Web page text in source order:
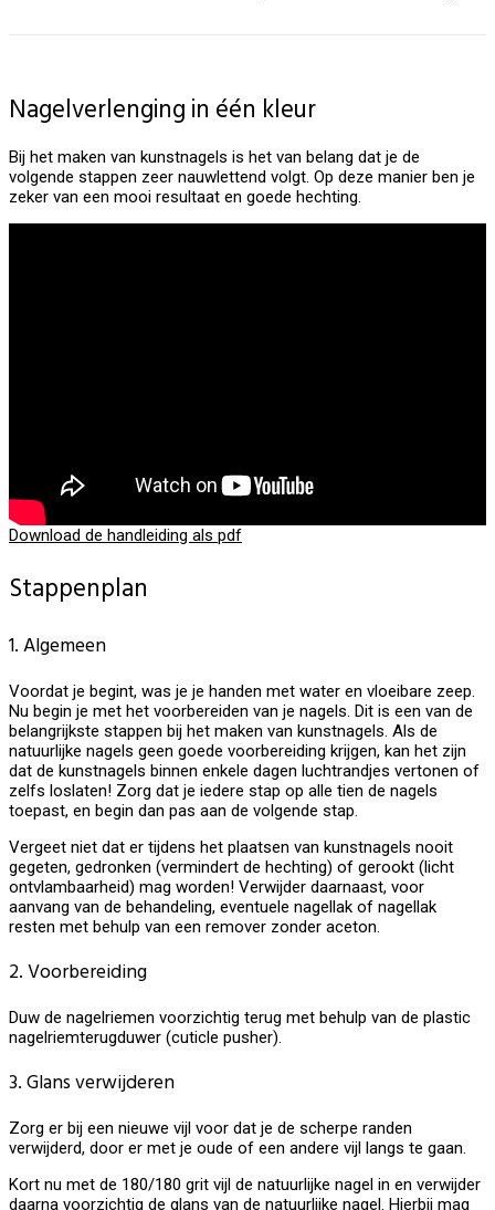
Nagelverlenging in één kleur
Bij het maken van kunstnagels is het van belang dat je de
volgende stappen zeer nauwlettend volgt. Op deze manier ben je
zeker van een mooi resultaat en goede hechting.
Download de handleiding als pdf
Stappenplan
1. Algemeen
Voordat je begint, was je je handen met water en vloeibare zeep.
Nu begin je met het voorbereiden van je nagels. Dit is een van de
belangrijkste stappen bij het maken van kunstnagels. Als de
natuurlijke nagels geen goede voorbereiding krijgen, kan het zijn
dat de kunstnagels binnen enkele dagen luchtrandjes vertonen of
zelfs loslaten! Zorg dat je iedere stap op alle tien de nagels
toepast, en begin dan pas aan de volgende stap.
Vergeet niet dat er tijdens het plaatsen van kunstnagels nooit
gegeten, gedronken (vermindert de hechting) of gerookt (licht
ontvlambaarheid) mag worden! Verwijder daarnaast, voor
aanvang van de behandeling, eventuele nagellak of nagellak
resten met behulp van een remover zonder aceton.
2. Voorbereiding
Duw de nagelriemen voorzichtig terug met behulp van de plastic
nagelriemterugduwer (cuticle pusher).
3. Glans verwijderen
Zorg er bij een nieuwe vijl voor dat je de scherpe randen
verwijderd, door er met je oude of een andere vijl langs te gaan.
Kort nu met de 180/180 grit vijl de natuurlijke nagel in en verwijder
daarna voorzichtig de glans van de natuurlijke nagel. Hierbij mag